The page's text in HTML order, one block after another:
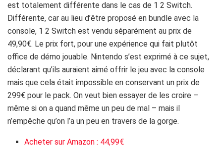
est totalement différente dans le cas de 1 2 Switch.
Différente, car au lieu d’être proposé en bundle avec la
console, 1 2 Switch est vendu séparément au prix de
49,90€. Le prix fort, pour une expérience qui fait plutôt
office de démo jouable. Nintendo s’est exprimé à ce sujet,
déclarant qu’ils auraient aimé offrir le jeu avec la console
mais que cela était impossible en conservant un prix de
299€ pour le pack. On veut bien essayer de les croire –
même si on a quand même un peu de mal – mais il
n’empêche qu’on l’a un peu en travers de la gorge.
Acheter sur Amazon : 44,99€